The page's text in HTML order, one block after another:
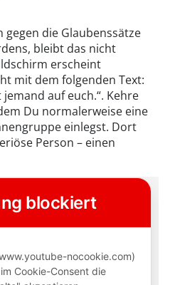
die Glaubenssätze
bleibt das nicht
erscheint
mit dem folgenden Text:
auf euch.“. Kehre
Du normalerweise eine
einlegst. Dort
Person – einen